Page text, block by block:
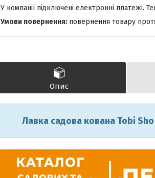
У компанії підключені електронні
повернення товару
Опис
Лавка садова кована Tobi